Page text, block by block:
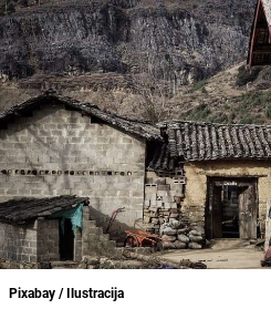
Pixabay / Ilustracija